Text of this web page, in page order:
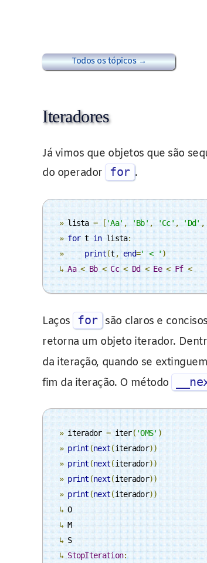
Todos os tópicos →
Iteradores
Já vimos que objetos que são
do operador
for .
» lista = ['Aa', 'Bb', 'Cc', 'Dd',
» for t in lista:
»
print(t, end=' < ')
↳ Aa < Bb < Cc < Dd < Ee < Ff <
Laços for são claros e
retorna um objeto iterador.
da iteração, quando se
fim da iteração. O método
» iterador = iter('OMS')
» print(next(iterador))
» print(next(iterador))
» print(next(iterador))
» print(next(iterador))
↳
O
↳
M
↳
S
↳ StopIteration: